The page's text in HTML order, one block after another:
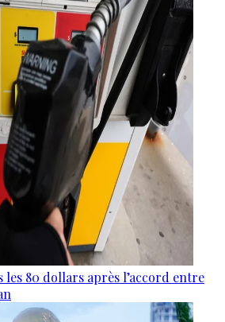
les 80 dollars après l’accord entre